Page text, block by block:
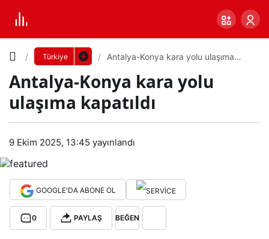
Türkiye
Antalya-Konya kara yolu ulaşıma
Antalya-Konya kara yolu
ulaşıma kapatıldı
9 Ekim 2025, 13:45 yayınlandı
GOOGLE'DA ABONE OL
0 PAYLAŞ BEĞEN
Ant
-
Kon
Yazı
Boyutunu
Ayarla
Küçük 100% Dev
Varsayılana